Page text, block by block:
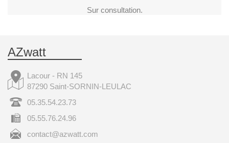
Sur consultation.
AZwatt
Lacour - RN 145
87290 Saint-SORNIN-LEULAC
05.35.54.23.73
05.55.76.24.96
contact@azwatt.com